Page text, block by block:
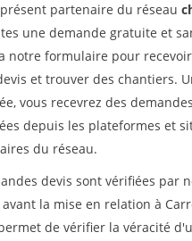
partenaire du réseau
une demande gratuite et
notre formulaire pour
et trouver des chantiers.
vous recevrez des
depuis les plateformes et
du réseau.
devis sont vérifiées par
la mise en relation à
de vérifier la véracité